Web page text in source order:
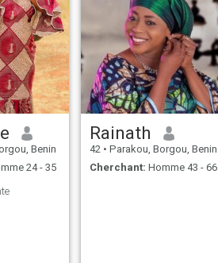
Benin
24 - 35
Rainath
42 • Parakou, Borgou, Benin
Cherchant: Homme 43 - 66